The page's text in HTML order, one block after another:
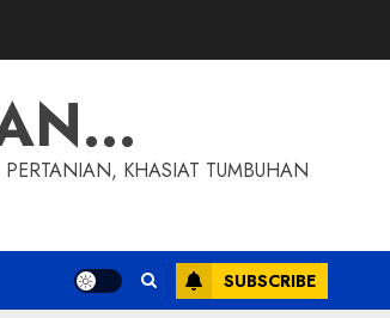
KHASIAT TUMBUHAN
SUBSCRIBE